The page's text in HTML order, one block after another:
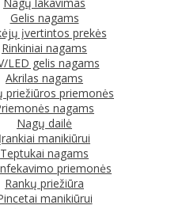
Gelis nagams
įvertintos prekės
Rinkiniai nagams
LED gelis nagams
Akrilas nagams
priežiūros priemonės
nagams
Nagų dailė
Įrankiai manikiūrui
Teptukai nagams
priemonės
Rankų priežiūra
manikiūrui